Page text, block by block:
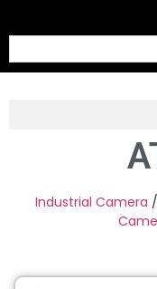
Industrial Camera /